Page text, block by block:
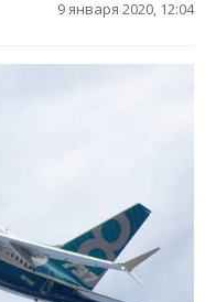
9 января 2020, 12:04